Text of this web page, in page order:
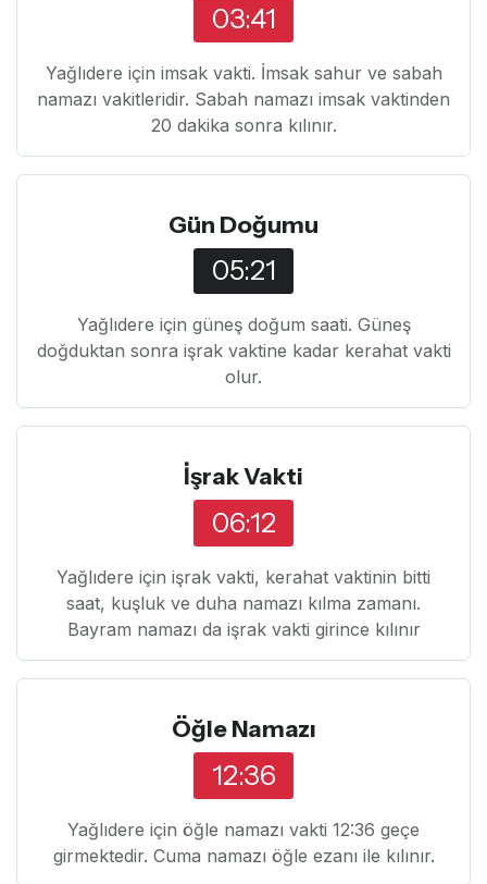
03:41
Yağlıdere için imsak vakti. İmsak sahur ve sabah
namazı vakitleridir. Sabah namazı imsak vaktinden
20 dakika sonra kılınır.
Gün Doğumu
05:21
Yağlıdere için güneş doğum saati. Güneş
doğduktan sonra işrak vaktine kadar kerahat vakti
olur.
İşrak Vakti
06:12
Yağlıdere için işrak vakti, kerahat vaktinin bitti
saat, kuşluk ve duha namazı kılma zamanı.
Bayram namazı da işrak vakti girince kılınır
Öğle Namazı
12:36
Yağlıdere için öğle namazı vakti 12:36 geçe
girmektedir. Cuma namazı öğle ezanı ile kılınır.